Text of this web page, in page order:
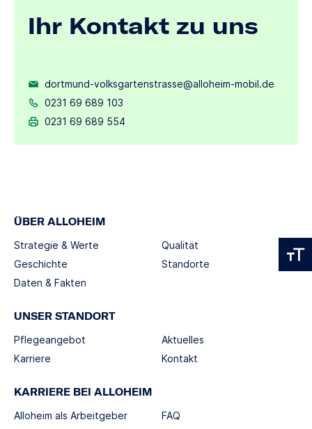
Ihr Kontakt zu uns
dortmund-volksgartenstrasse@alloheim-mobil.de
0231 69 689 103
0231 69 689 554
ÜBER ALLOHEIM
Strategie & Werte
Geschichte
Daten & Fakten
Qualität
Standorte
UNSER STANDORT
Pflegeangebot
Karriere
Aktuelles
Kontakt
KARRIERE BEI ALLOHEIM
Alloheim als Arbeitgeber
FAQ